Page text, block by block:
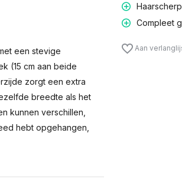
een stevige
(15 cm aan beide
zorgt een extra
breedte als het
kunnen verschillen,
hebt opgehangen,
Compleet
Aan